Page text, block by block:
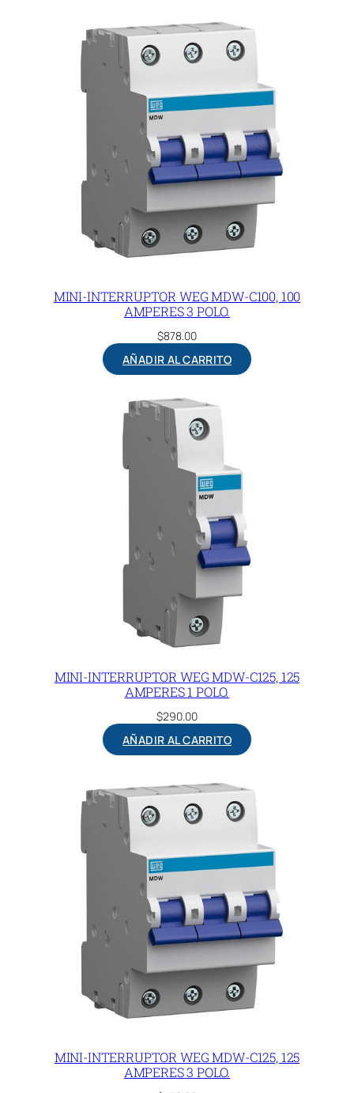
MINI-INTERRUPTOR WEG MDW-C100, 100
AMPERES 3 POLO.
$878.00
AÑADIR AL CARRITO
MINI-INTERRUPTOR WEG MDW-C125, 125
AMPERES 1 POLO.
$290.00
AÑADIR AL CARRITO
MINI-INTERRUPTOR WEG MDW-C125, 125
AMPERES 3 POLO.